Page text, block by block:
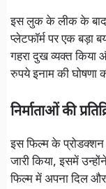
इस लुक के लीक के बाद,
प्लेटफॉर्म पर एक बड़ा
गहरा दुख व्यक्त
रुपये इनाम की घोषणा
निर्माताओं की
इस फिल्म के
जारी किया, इसमें
फिल्म में अपना दिल